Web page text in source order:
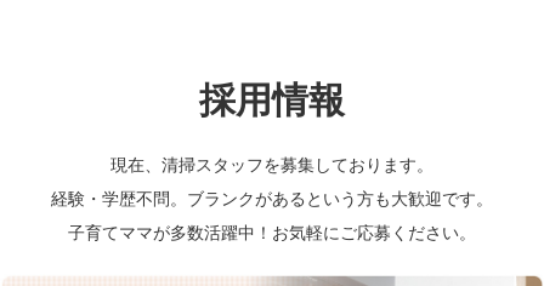
採用情報
現在、清掃スタッフを募集しております。
経験・学歴不問。ブランクがあるという方も大歓迎です。
子育てママが多数活躍中！お気軽にご応募ください。